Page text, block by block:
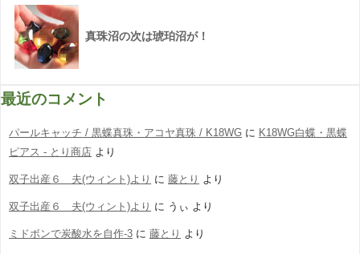
真珠沼の次は琥珀沼が！
最近のコメント
パールキャッチ / 黒蝶真珠・アコヤ真珠 / K18WG に K18WG白蝶・黒蝶
ピアス - とり商店 より
双子出産６ 夫(ウィント)より に 藤とり より
双子出産６ 夫(ウィント)より に うぃ より
ミドボンで炭酸水を自作-3 に 藤とり より